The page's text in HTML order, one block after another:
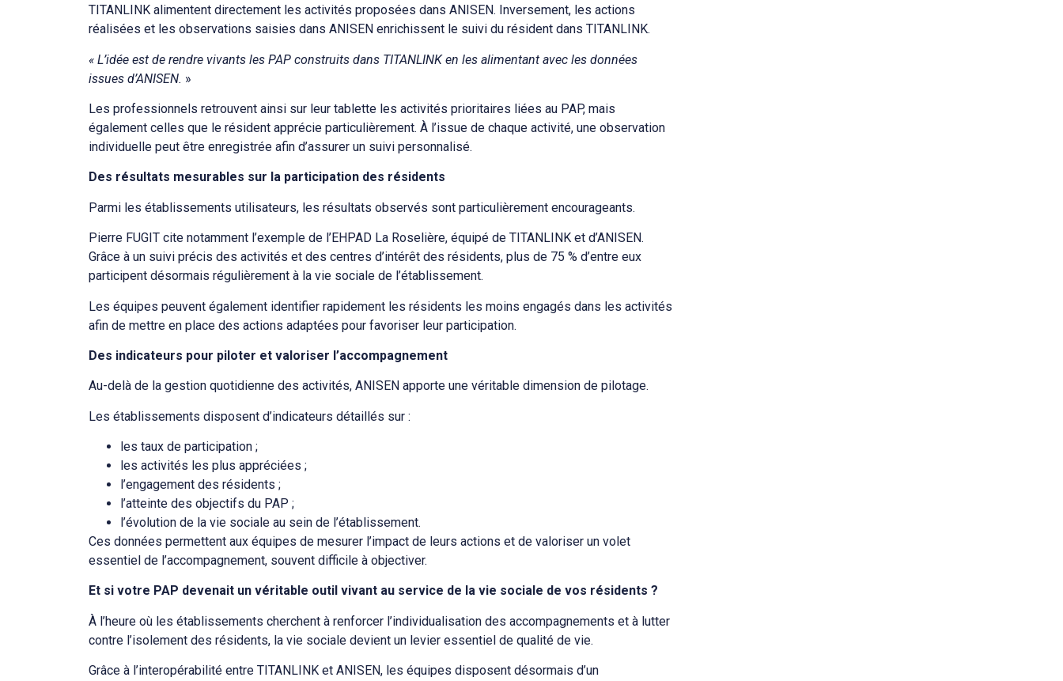
TITANLINK alimentent directement les activités proposées dans ANISEN. Inversement, les actions
réalisées et les observations saisies dans ANISEN enrichissent le suivi du résident dans TITANLINK.
« L’idée est de rendre vivants les PAP construits dans TITANLINK en les alimentant avec les données
issues d’ANISEN. »
Les professionnels retrouvent ainsi sur leur tablette les activités prioritaires liées au PAP, mais
également celles que le résident apprécie particulièrement. À l’issue de chaque activité, une observation
individuelle peut être enregistrée afin d’assurer un suivi personnalisé.
Des résultats mesurables sur la participation des résidents
Parmi les établissements utilisateurs, les résultats observés sont particulièrement encourageants.
Pierre FUGIT cite notamment l’exemple de l’EHPAD La Roselière, équipé de TITANLINK et d’ANISEN.
Grâce à un suivi précis des activités et des centres d’intérêt des résidents, plus de 75 % d’entre eux
participent désormais régulièrement à la vie sociale de l’établissement.
Les équipes peuvent également identifier rapidement les résidents les moins engagés dans les activités
afin de mettre en place des actions adaptées pour favoriser leur participation.
Des indicateurs pour piloter et valoriser l’accompagnement
Au-delà de la gestion quotidienne des activités, ANISEN apporte une véritable dimension de pilotage.
Les établissements disposent d’indicateurs détaillés sur :
les taux de participation ;
les activités les plus appréciées ;
l’engagement des résidents ;
l’atteinte des objectifs du PAP ;
l’évolution de la vie sociale au sein de l’établissement.
Ces données permettent aux équipes de mesurer l’impact de leurs actions et de valoriser un volet
essentiel de l’accompagnement, souvent difficile à objectiver.
Et si votre PAP devenait un véritable outil vivant au service de la vie sociale de vos résidents ?
À l’heure où les établissements cherchent à renforcer l’individualisation des accompagnements et à lutter
contre l’isolement des résidents, la vie sociale devient un levier essentiel de qualité de vie.
Grâce à l’interopérabilité entre TITANLINK et ANISEN, les équipes disposent désormais d’un